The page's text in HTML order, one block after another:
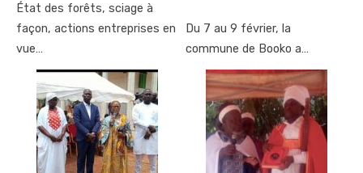
État des forêts, sciage à
façon, actions entreprises en
vue…
Du 7 au 9 février, la
commune de Booko a…